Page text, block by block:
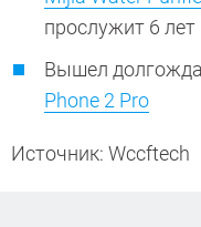
прослужит 6 лет
Вышел
Phone 2 Pro
Источник: Wccftech